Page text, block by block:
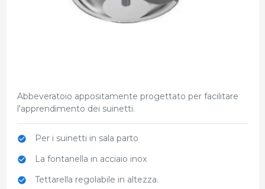
Abbeveratoio appositamente progettato per facilitare
l'apprendimento dei suinetti.
Per i suinetti in sala parto
La fontanella in acciaio inox
Tettarella regolabile in altezza.